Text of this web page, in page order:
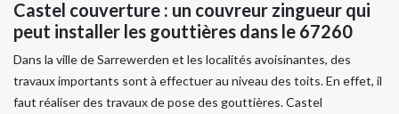
Castel couverture : un couvreur zingueur qui
peut installer les gouttières dans le 67260
Dans la ville de Sarrewerden et les localités avoisinantes, des
travaux importants sont à effectuer au niveau des toits. En effet, il
faut réaliser des travaux de pose des gouttières. Castel